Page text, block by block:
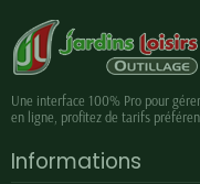
Une interface 100% Pro pour
en ligne, profitez de tarifs
Informations